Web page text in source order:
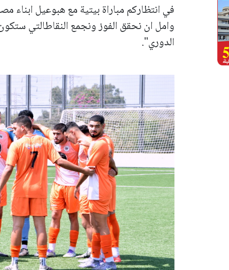
في انتظاركم مباراة بيتية مع هبوعيل
وامل ان نحقق الفوز ونجمع النقاطالتي
الدوري".